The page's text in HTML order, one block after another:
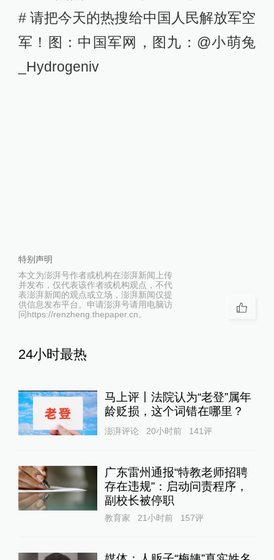
# 请把今天的热搜给中国人民解放军空
军！图：中国军网，图九：@小萌兔
_Hydrogeniv
特别声明
本文为澎湃号作者或机构在澎湃新闻上传
并发布，仅代表该作者或机构观点，不代
表澎湃新闻的观点或立场，澎湃新闻仅提
供信息发布平台。申请澎湃号请用电脑访
问https://renzheng.thepaper.cn。
24小时最热
马上评丨法院认为“老登”属年
龄贬损，这个词错在哪里？
澎湃评论 20小时前 141评
广东雷州通报“特教老师招聘
存在违规”：启动问责程序，
副校长被停职
教育家 21小时前 157评